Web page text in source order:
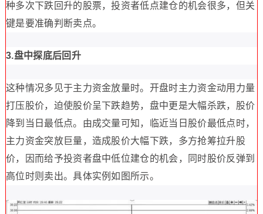
种多次下跌回升的股票，投资者低点建仓的机会很多，但关
键是要准确判断卖点。
3.盘中探底后回升
这种情况多见于主力资金放量时。开盘时主力资金动用力量
打压股价，迫使股价呈下跌趋势，盘中更是大幅杀跌，股价
降到当日最低点。由成交量可知，临近当日股价最低点时，
主力资金突放巨量，造成股价大幅下跌，多方抢筹拉升股
价，因而给予投资者盘中低位建仓的机会，同时股价反弹到
高位时则卖出。具体实例如图所示。